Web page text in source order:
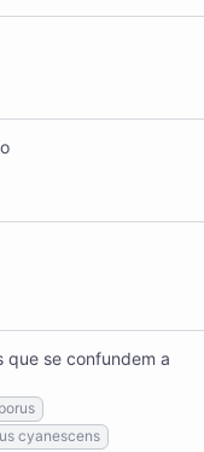
que se confundem a
cyanescens